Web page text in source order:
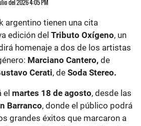
del 2026 4:05 PM
argentino tienen una cita
edición del Tributo Oxígeno, un
homenaje a dos de los artistas
Marciano Cantero, de
Cerati, de Soda Stereo.
el martes 18 de agosto, desde las
Barranco, donde el público podrá
grandes éxitos que marcaron a